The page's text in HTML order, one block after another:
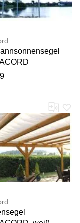
grau,
cm, 1 Bahn